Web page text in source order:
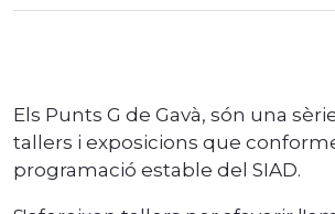
Els Punts G de Gavà, són una
tallers i exposicions que
programació estable del SIAD.